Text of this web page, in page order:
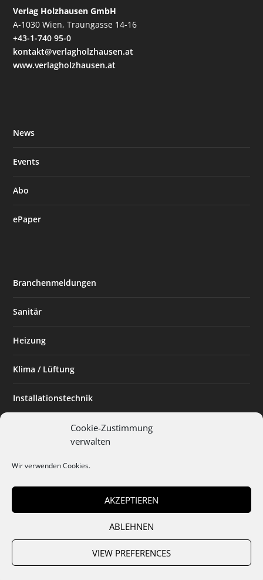
Cookie-Zustimmung
verwalten
Wir verwenden Cookies.
AKZEPTIEREN
ABLEHNEN
VIEW PREFERENCES
Verlag Holzhausen GmbH
A-1030 Wien, Traungasse 14-16
+43-1-740 95-0
kontakt@verlagholzhausen.at
www.verlagholzhausen.at
News
Events
Abo
ePaper
Branchenmeldungen
Sanitär
Heizung
Klima / Lüftung
Installationstechnik
Planen & Bauen
Installateur des Monats
Mediadaten Cookies Datenschutz